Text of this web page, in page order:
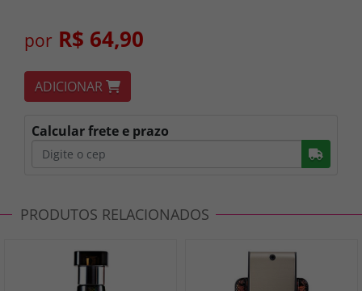
por R$ 64,90
ADICIONAR
Calcular frete e prazo
PRODUTOS RELACIONADOS